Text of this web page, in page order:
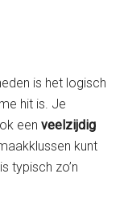
is het logisch
hit is. Je
eenveelzijdig
kunt
typisch zo’n